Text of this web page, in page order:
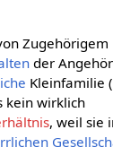
Zugehörigem
der
Kleinfamilie
kein wirklich
, weil sie